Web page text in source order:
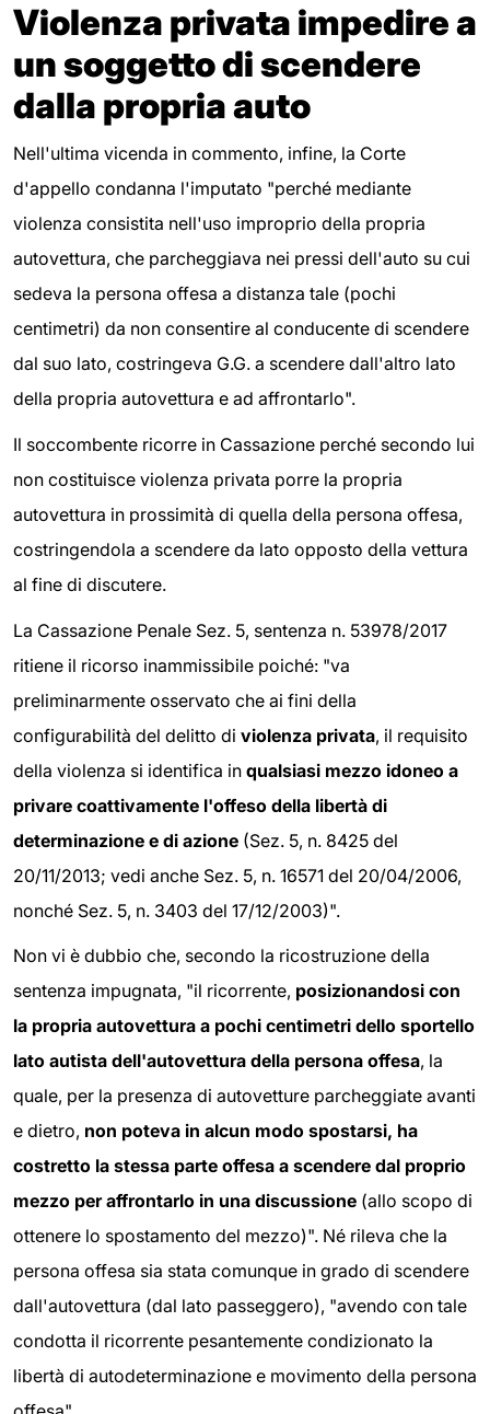
Violenza privata impedire a
un soggetto di scendere
dalla propria auto
Nell'ultima vicenda in commento, infine, la Corte
d'appello condanna l'imputato "perché mediante
violenza consistita nell'uso improprio della propria
autovettura, che parcheggiava nei pressi dell'auto su cui
sedeva la persona offesa a distanza tale (pochi
centimetri) da non consentire al conducente di scendere
dal suo lato, costringeva G.G. a scendere dall'altro lato
della propria autovettura e ad affrontarlo".
Il soccombente ricorre in Cassazione perché secondo lui
non costituisce violenza privata porre la propria
autovettura in prossimità di quella della persona offesa,
costringendola a scendere da lato opposto della vettura
al fine di discutere.
La Cassazione Penale Sez. 5, sentenza n. 53978/2017
ritiene il ricorso inammissibile poiché: "va
preliminarmente osservato che ai fini della
configurabilità del delitto di violenza privata, il requisito
della violenza si identifica in qualsiasi mezzo idoneo a
privare coattivamente l'offeso della libertà di
determinazione e di azione (Sez. 5, n. 8425 del
20/11/2013; vedi anche Sez. 5, n. 16571 del 20/04/2006,
nonché Sez. 5, n. 3403 del 17/12/2003)".
Non vi è dubbio che, secondo la ricostruzione della
sentenza impugnata, "il ricorrente, posizionandosi con
la propria autovettura a pochi centimetri dello sportello
lato autista dell'autovettura della persona offesa, la
quale, per la presenza di autovetture parcheggiate avanti
e dietro, non poteva in alcun modo spostarsi, ha
costretto la stessa parte offesa a scendere dal proprio
mezzo per affrontarlo in una discussione (allo scopo di
ottenere lo spostamento del mezzo)". Né rileva che la
persona offesa sia stata comunque in grado di scendere
dall'autovettura (dal lato passeggero), "avendo con tale
condotta il ricorrente pesantemente condizionato la
libertà di autodeterminazione e movimento della persona